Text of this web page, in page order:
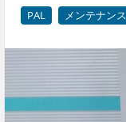
PAL メンテナンス